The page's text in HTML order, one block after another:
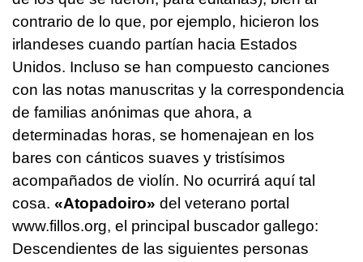
contrario de lo que, por ejemplo, hicieron los
irlandeses cuando partían hacia Estados
Unidos. Incluso se han compuesto canciones
con las notas manuscritas y la correspondencia
de familias anónimas que ahora, a
determinadas horas, se homenajean en los
bares con cánticos suaves y tristísimos
acompañados de violín. No ocurrirá aquí tal
cosa. «Atopadoiro» del veterano portal
www.fillos.org, el principal buscador gallego:
Descendientes de las siguientes personas